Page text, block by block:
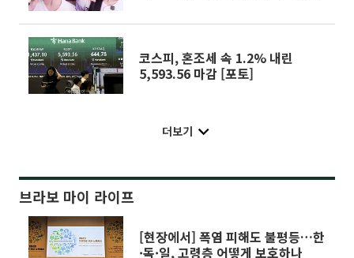
코스피, 혼조세 속 1.2% 내린
5,593.56 마감 [포토]
더보기
브라보 마이 라이프
[현장에서] 폭염 피해도 불평등…한
·독·일, 고령층 어떻게 보호하나